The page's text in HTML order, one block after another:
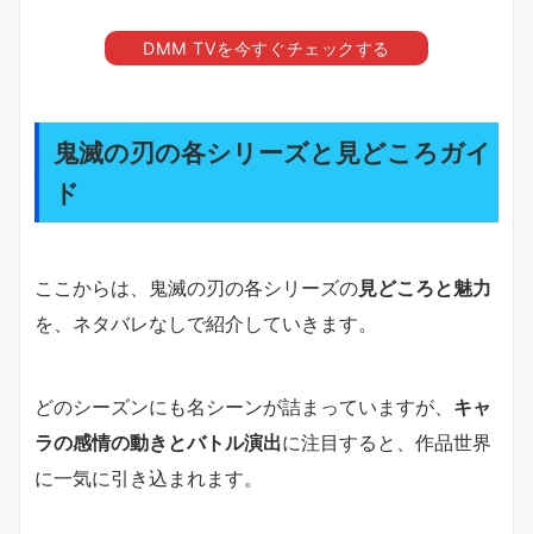
DMM TVを今すぐチェックする
鬼滅の刃の各シリーズと見どころガイ
ド
ここからは、鬼滅の刃の各シリーズの見どころと魅力
を、ネタバレなしで紹介していきます。
どのシーズンにも名シーンが詰まっていますが、 キャ
ラの感情の動きとバトル演出に注目すると、作品世界
に一気に引き込まれます。